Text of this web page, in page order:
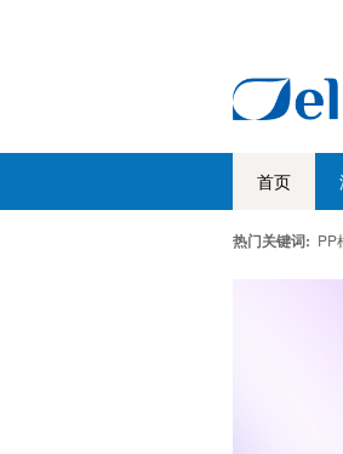
首页
热门关键词: PP